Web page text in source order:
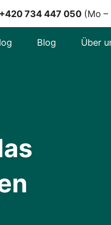
+420 734 447 050 (Mo –
Blog Über